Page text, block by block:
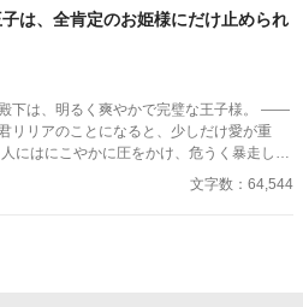
け。 ……ねえ、領主さま。どうして、あな
※二人にとっては、最初か
ンドです。 ※甘々ですが、ほの暗いホラー
、静かで途方もない執着）があります。ヒ
ず、領主に深く愛されて幸せなままの物語
出ません。
は、全肯定のお姫様にだけ止められ
下は、明るく爽やかで完璧な王子様。 ――
リリアのことになると、少しだけ愛が重
けれどそんな殿下も、リリアがそっと袖を
持って
文字数：64,544